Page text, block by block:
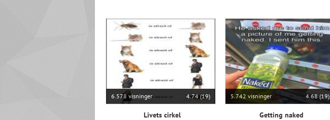
6.578 visninger 4.74 (19)
Livets cirkel
5.742 visninger 4.68 (19)
Getting naked